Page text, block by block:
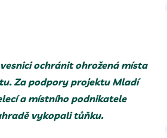
ochránit ohrožená místa
Za podpory projektu Mladí
a místního podnikatele
vykopali tůňku.